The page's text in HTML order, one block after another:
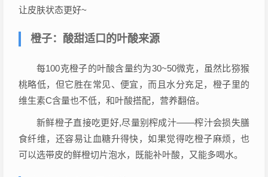
让皮肤状态更好~
橙子：酸甜适口的叶酸来源
每100克橙子的叶酸含量约为30~50微克，虽然比猕猴
桃略低，但它胜在常见、便宜，而且水分充足，橙子里的
维生素C含量也不低，和叶酸搭配，营养翻倍。
新鲜橙子直接吃更好,尽量别榨成汁——榨汁会损失膳
食纤维，还容易让血糖升得快，如果觉得吃橙子麻烦，也
可以选带皮的鲜橙切片泡水，既能补叶酸，又能多喝水。